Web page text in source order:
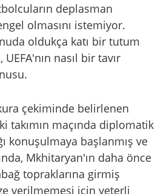
deplasman
olmasını istemiyor.
oldukça katı bir tutum
nasıl bir tavır
çekiminde belirlenen
takımın maçında diplomatik
konuşulmaya başlanmış ve
Mkhitaryan'ın daha önce
topraklarına girmiş
verilmemesi için yeterli